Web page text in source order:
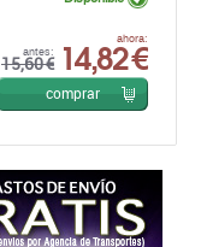
antes:
15,60 €
ahora:
14,82 €
comprar